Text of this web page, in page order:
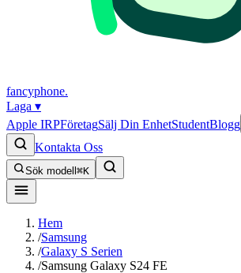
fancyphone.
Laga ▾
Apple IRPFöretagSälj Din EnhetStudentBlogg
Kontakta Oss
Sök modell ⌘K
Hem
/Samsung
/Galaxy S Serien
/Samsung Galaxy S24 FE